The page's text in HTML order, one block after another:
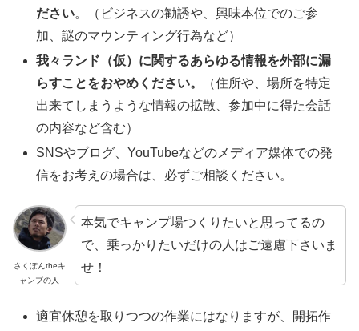
ださい。（ビジネスの勧誘や、興味本位でのご参
加、謎のマウンティング行為など）
我々ランド（仮）に関するあらゆる情報を外部に漏
らすことをおやめください。
（住所や、場所を特定
出来てしまうような情報の拡散、参加中に得た会話
の内容など含む）
SNSやブログ、YouTubeなどのメディア媒体での発
信をお考えの場合は、必ずご相談ください。
さくぽんtheキ
ャンプの人
本気でキャンプ場つくりたいと思ってるの
で、乗っかりたいだけの人はご遠慮下さいま
せ！
適宜休憩を取りつつの作業にはなりますが、開拓作